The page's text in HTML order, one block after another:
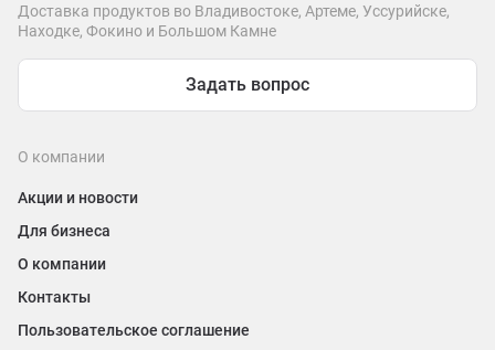
О компании
Акции и новости
Для бизнеса
О компании
Контакты
Пользовательское соглашение
Доставка продуктов во Владивостоке, Артеме, Уссурийске,
Находке, Фокино и Большом Камне
Задать вопрос